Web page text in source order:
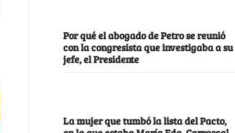
Por qué el abogado de Petro se reunió
con la congresista que investigaba a su
jefe, el Presidente
La mujer que tumbó la lista del Pacto,